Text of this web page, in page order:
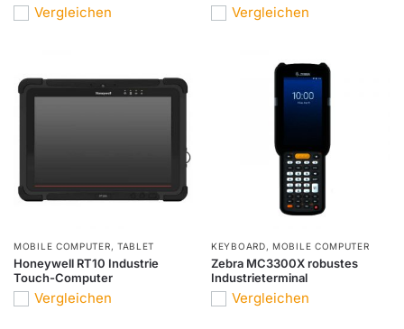
Vergleichen Vergleichen
MOBILE COMPUTER, TABLET
Honeywell RT10 Industrie
Touch-Computer
Vergleichen
KEYBOARD,MOBILE COMPUTER
Zebra MC3300X robustes
Industrieterminal
Vergleichen